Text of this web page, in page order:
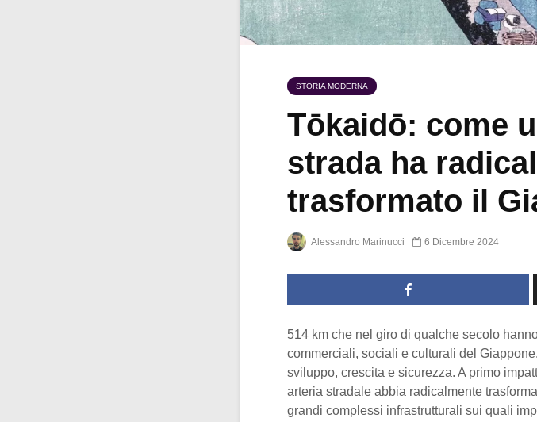
STORIA MODERNA
Tōkaidō: come
strada ha
trasformato il
Alessandro Marinucci 6 Dicembre 2024
514 km che nel giro di qualche secolo
commerciali, sociali e culturali del
sviluppo, crescita e sicurezza. A primo
arteria stradale abbia radicalmente
grandi complessi infrastrutturali sui quali